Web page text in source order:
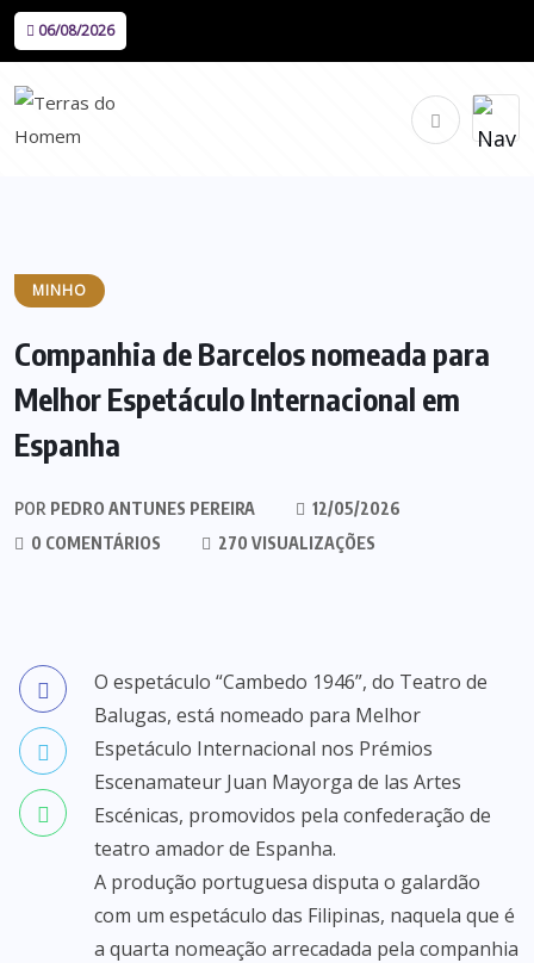
06/08/2026
MINHO
Companhia de Barcelos nomeada para
Melhor Espetáculo Internacional em
Espanha
POR PEDRO ANTUNES PEREIRA
12/05/2026
0 COMENTÁRIOS
270 VISUALIZAÇÕES
O espetáculo “Cambedo 1946”, do Teatro de
Balugas, está nomeado para Melhor
Espetáculo Internacional nos Prémios
Escenamateur Juan Mayorga de las Artes
Escénicas, promovidos pela confederação de
teatro amador de Espanha.
A produção portuguesa disputa o galardão
com um espetáculo das Filipinas, naquela que é
a quarta nomeação arrecadada pela companhia